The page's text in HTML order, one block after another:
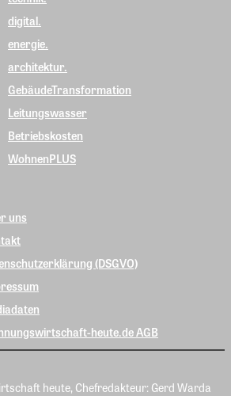
digital.
energie.
architektur.
GebäudeTransformation
Leitungswasser
Betriebskosten
WohnenPLUS
uns
(DSGVO)
heute.de AGB
heute, Chefredakteur: Gerd Warda